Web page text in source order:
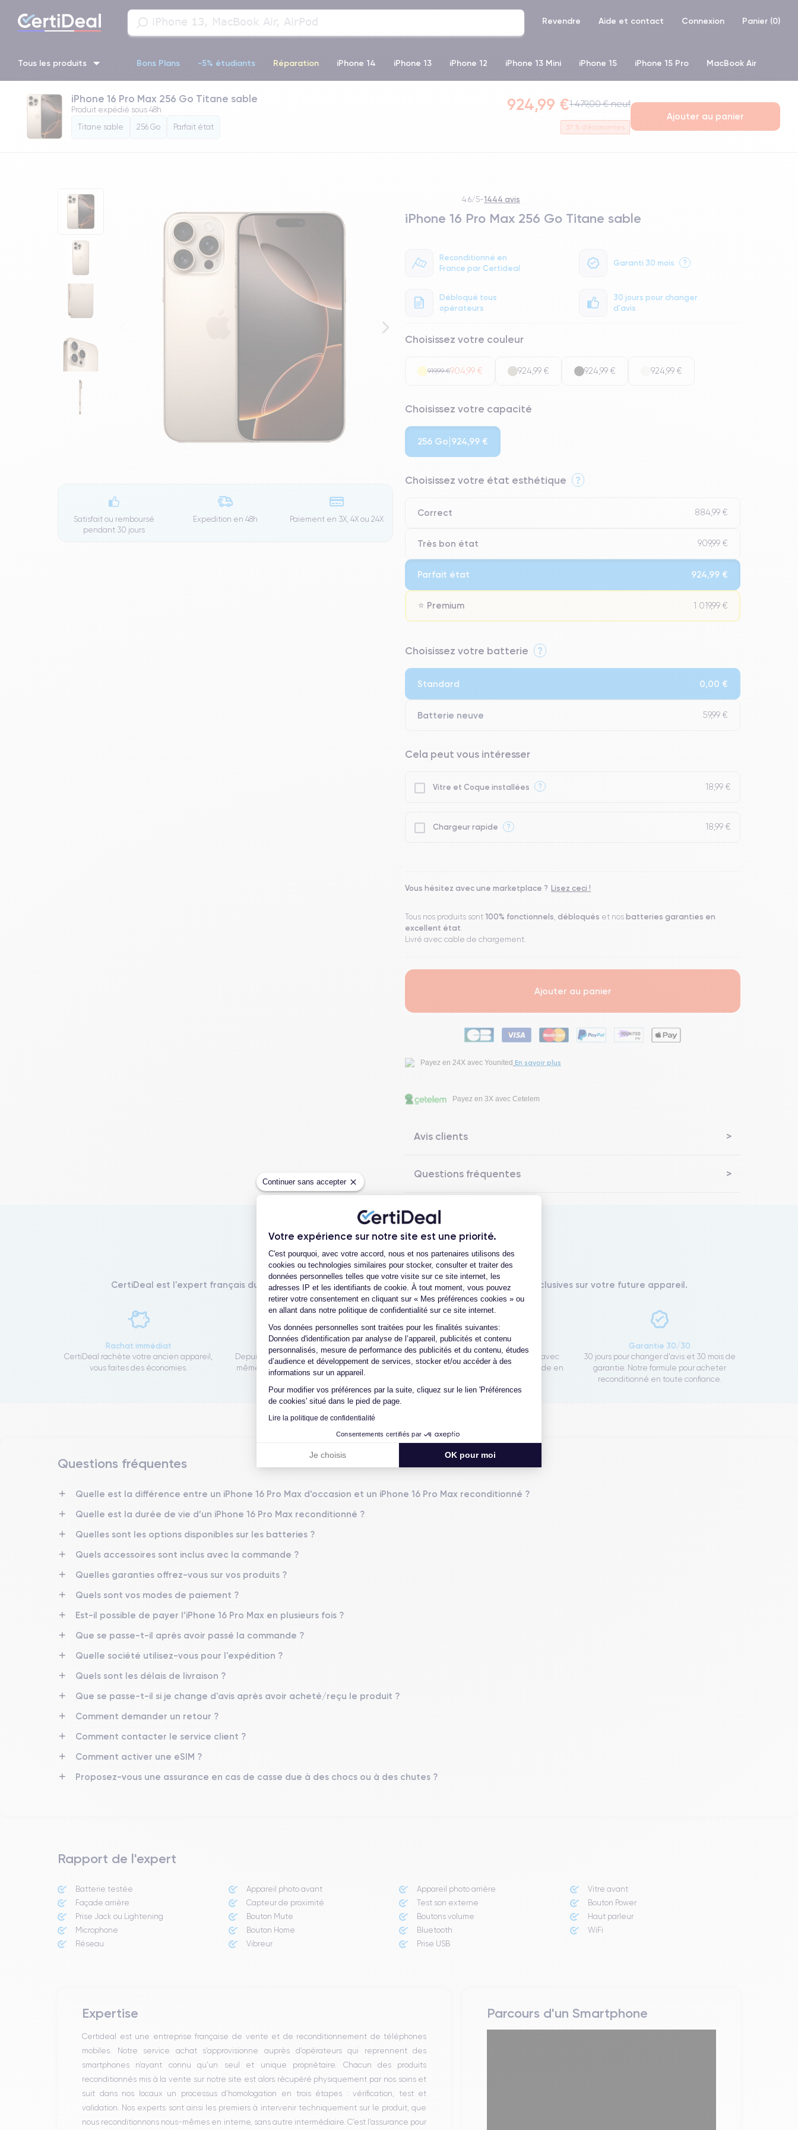
Continuer sans accepter
Votre expérience sur notre site est une priorité.
Plateforme de Gestion du Consentement : Personnalisez vos Options
C'est pourquoi, avec votre accord, nous et nos partenaires utilisons des
cookies ou technologies similaires pour stocker, consulter et traiter des
données personnelles telles que votre visite sur ce site internet, les
adresses IP et les identifiants de cookie. À tout moment, vous pouvez
retirer votre consentement en cliquant sur « Mes préférences cookies » ou
en allant dans notre politique de confidentialité sur ce site internet.
Vos données personnelles sont traitées pour les finalités suivantes:
Données d'identification par analyse de l’appareil, publicités et contenu
personnalisés, mesure de performance des publicités et du contenu, études
d’audience et développement de services, stocker et/ou accéder à des
informations sur un appareil.
Pour modifier vos préférences par la suite, cliquez sur le lien 'Préférences
de cookies' situé dans le pied de page.
Lire la politique de confidentialité
Consentements certifiés par
Je choisis OK pour moi
Axeptio consent
Revendre Aide et contact Connexion Panier (0)
Tous les produits Bons Plans -5% étudiants Réparation iPhone 14 iPhone 13 iPhone 12 iPhone 13 Mini iPhone 15 iPhone 15 Pro MacBook Air
iPhone 16 iPhone 14 Pro iPhone 13 Pro iPhone 13 Pro Max iPhone XR iPhone SE 2 (2020)
iPhone 11 Pro
iPhone 16 Pro Max 256 Go Titane sable
Produit expédié sous 48h
Titane sable
256 Go Parfait état
924,99 €1 479,00 € neuf
37 % d'économies
Ajouter au panier
Satisfait ou remboursé
pendant 30 jours
Expedition en 48h Paiement en 3X, 4X ou 24X
4.6/5-1444 avis
iPhone 16 Pro Max 256 Go Titane sable
Reconditionné en
France par Certideal
Garanti 30 mois ?
Débloqué tous
opérateurs
30 jours pour changer
d'avis
Choisissez votre couleur
919,99 €904,99 € 924,99 € 924,99 € 924,99 €
Choisissez votre capacité
256 Go 924,99 €
Choisissez votre état esthétique ?
Correct 884,99 €
Très bon état 909,99 €
Parfait état 924,99 €
⭐ Premium 1 019,99 €
⭐ Premium
Choisissez votre batterie ?
Standard 0,00 €
Batterie neuve 59,99 €
Cela peut vous intéresser
Vitre et Coque installées ? 18,99 €
Chargeur rapide ? 18,99 €
Vous hésitez avec une marketplace ? Lisez ceci !
Tous nos produits sont 100% fonctionnels, débloqués et nos batteries garanties en
excellent état.
Livré avec cable de chargement.
Ajouter au panier
Payez en 24X avec Younited En savoir plus
Payez en 3X avec Cetelem
Avis clients
Questions fréquentes
Les garanties CertiDeal
CertiDeal est l'expert français du reconditionné. En achetant ici, vous bénéficiez de garanties exclusives sur votre future appareil.
Rachat immédiat
CertiDeal rachète votre ancien appareil,
vous faites des économies.
L'expert du reconditionné
Depuis 10 ans, nous reconditionnons nous-
même tous nos produits pour un maximum
Un SAV proche et en France
Nos équipes sont en contact direct avec
notre atelier pour une résolution rapide en
Garantie 30/30
30 jours pour changer d'avis et 30 mois de
garantie. Notre formule pour acheter
reconditionné en toute confiance.
Questions fréquentes
Quelle est la différence entre un iPhone 16 Pro Max d’occasion et un iPhone 16 Pro Max reconditionné ?
Quelle est la durée de vie d’un iPhone 16 Pro Max reconditionné ?
Quelles sont les options disponibles sur les batteries ?
Quels accessoires sont inclus avec la commande ?
Quelles garanties offrez-vous sur vos produits ?
Quels sont vos modes de paiement ?
Est-il possible de payer l’iPhone 16 Pro Max en plusieurs fois ?
Que se passe-t-il après avoir passé la commande ?
Quelle société utilisez-vous pour l'expédition ?
Quels sont les délais de livraison ?
Que se passe-t-il si je change d'avis après avoir acheté/reçu le produit ?
Comment demander un retour ?
Comment contacter le service client ?
Comment activer une eSIM ?
Proposez-vous une assurance en cas de casse due à des chocs ou à des chutes ?
Rapport de l'expert
Batterie testée Appareil photo avant Appareil photo arrière ​
Vitre avant ​
Façade arrière
Capteur de proximité Test son externe
Bouton Power
Prise Jack ou Lightening
Bouton Mute Boutons volume
Haut parleur
Microphone
Bouton Home Bluetooth
WiFi
Réseau
Vibreur Prise USB
Expertise
Certideal est une entreprise française de vente et de reconditionnement de téléphones
mobiles. Notre service achat s’approvisionne auprès d’opérateurs qui reprennent des
smartphones n’ayant connu qu’un seul et unique propriétaire. Chacun des produits
reconditionnés mis à la vente sur notre site est alors récupéré physiquement par nos soins et
suit dans nos locaux un processus d’homologation en trois étapes : vérification, test et
validation. Nos experts sont ainsi les premiers à intervenir techniquement sur le produit, que
nous reconditionnons nous-mêmes en interne, sans autre intermédiaire. C’est l’assurance pour
Parcours d'un Smartphone